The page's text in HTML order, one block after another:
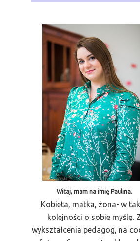
Witaj, mam na imię Paulina.
Kobieta, matka, żona- w
kolejności o sobie myślę. Z
wykształcenia pedagog, na